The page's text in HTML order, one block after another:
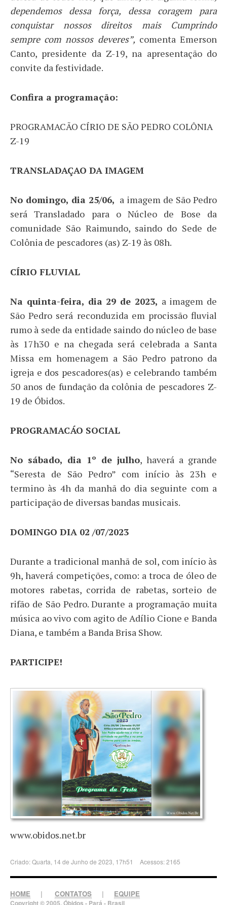
dependemos dessa força, dessa coragem para
conquistar nossos direitos mais Cumprindo
sempre com nossos deveres”, comenta Emerson
Canto, presidente da Z-19, na apresentação do
convite da festividade.
Confira a programação:
PROGRAMACÃO CÍRIO DE SÃO PEDRO COLÔNIA
Z-19
TRANSLADAÇAO DA IMAGEM
No domingo, dia 25/06, a imagem de São Pedro
será Transladado para o Núcleo de Bose da
comunidade São Raimundo, saindo do Sede de
Colônia de pescadores (as) Z-19 às 08h.
CÍRIO FLUVIAL
Na quinta-feira, dia 29 de 2023, a imagem de
São Pedro será reconduzida em procissão fluvial
rumo à sede da entidade saindo do núcleo de base
às 17h30 e na chegada será celebrada a Santa
Missa em homenagem a São Pedro patrono da
igreja e dos pescadores(as) e celebrando também
50 anos de fundação da colônia de pescadores Z-
19 de Óbidos.
PROGRAMACÁO SOCIAL
No sábado, dia 1º de julho, haverá a grande
“Seresta de São Pedro” com início às 23h e
termino às 4h da manhã do dia seguinte com a
participação de diversas bandas musicais.
DOMINGO DIA 02 /07/2023
Durante a tradicional manhã de sol, com início às
9h, haverá competições, como: a troca de óleo de
motores rabetas, corrida de rabetas, sorteio de
rifão de São Pedro. Durante a programação muita
música ao vivo com agito de Adílio Cione e Banda
Diana, e também a Banda Brisa Show.
PARTICIPE!
www.obidos.net.br
Criado: Quarta, 14 de Junho de 2023, 17h51 Acessos: 2165
HOME | CONTATOS | EQUIPE
Copyright © 2005. Óbidos - Pará - Brasil